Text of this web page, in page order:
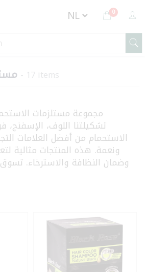
0
- 17 items
مجموعة مستلزمات
تشكيلتنا اللوف،
الاستحمام من أفضل العلامات
ونعمة. هذه المنتجات مثالية
وضمان النظافة والاسترخاء.